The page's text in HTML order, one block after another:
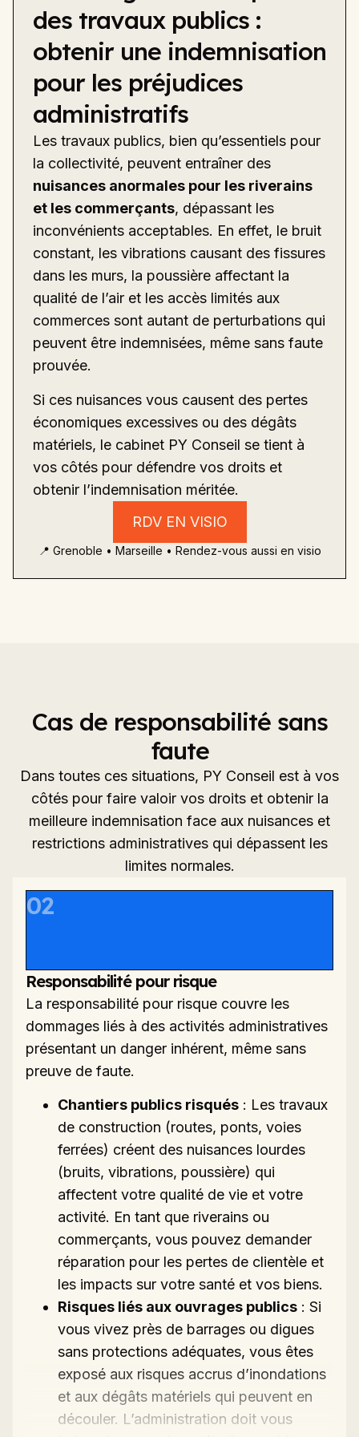
des travaux publics :
obtenir une indemnisation
pour les préjudices
administratifs
Les travaux publics, bien qu’essentiels pour
la collectivité, peuvent entraîner des
nuisances anormales pour les riverains
et les commerçants, dépassant les
inconvénients acceptables. En effet, le bruit
constant, les vibrations causant des fissures
dans les murs, la poussière affectant la
qualité de l’air et les accès limités aux
commerces sont autant de perturbations qui
peuvent être indemnisées, même sans faute
prouvée.
Si ces nuisances vous causent des pertes
économiques excessives ou des dégâts
matériels, le cabinet PY Conseil se tient à
vos côtés pour défendre vos droits et
obtenir l’indemnisation méritée.
RDV EN VISIO
📍 Grenoble • Marseille • Rendez-vous aussi en visio
Cas de responsabilité sans
faute
Dans toutes ces situations, PY Conseil est à vos
côtés pour faire valoir vos droits et obtenir la
meilleure indemnisation face aux nuisances et
restrictions administratives qui dépassent les
limites normales.
02
Responsabilité pour risque
La responsabilité pour risque couvre les
dommages liés à des activités administratives
présentant un danger inhérent, même sans
preuve de faute.
Chantiers publics risqués : Les travaux
de construction (routes, ponts, voies
ferrées) créent des nuisances lourdes
(bruits, vibrations, poussière) qui
affectent votre qualité de vie et votre
activité. En tant que riverains ou
commerçants, vous pouvez demander
réparation pour les pertes de clientèle et
les impacts sur votre santé et vos biens.
Risques liés aux ouvrages publics : Si
vous vivez près de barrages ou digues
sans protections adéquates, vous êtes
exposé aux risques accrus d’inondations
et aux dégâts matériels qui peuvent en
découler. L’administration doit vous